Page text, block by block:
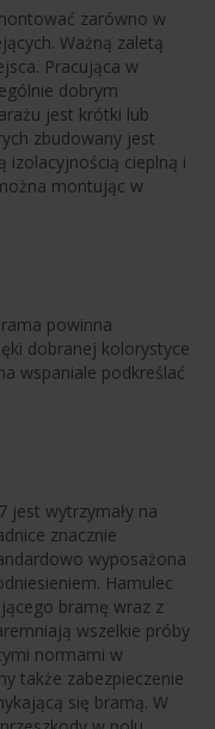
zarówno w
Ważną zaletą
Pracująca w
dobrym
jest krótki lub
zbudowany jest
izolacyjnością cieplną i
montując w
powinna
dobranej kolorystyce
wspaniale podkreślać
jest wytrzymały na
znacznie
wyposażona
Hamulec
bramę wraz z
wszelkie próby
normami w
także zabezpieczenie
się bramą. W